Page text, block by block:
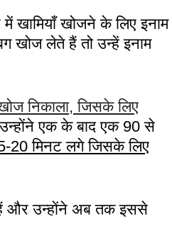
खोजने के लिए इनाम
खोज लेते हैं तो उन्हें इनाम
निकाला, जिसके लिए
एक के बाद एक 90 से
20 मिनट लगे जिसके लिए
और उन्होंने अब तक इससे